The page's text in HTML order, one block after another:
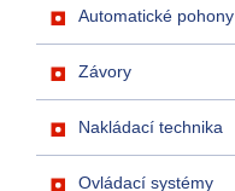
Automatické pohony
Závory
Nakládací technika
Ovládací systémy